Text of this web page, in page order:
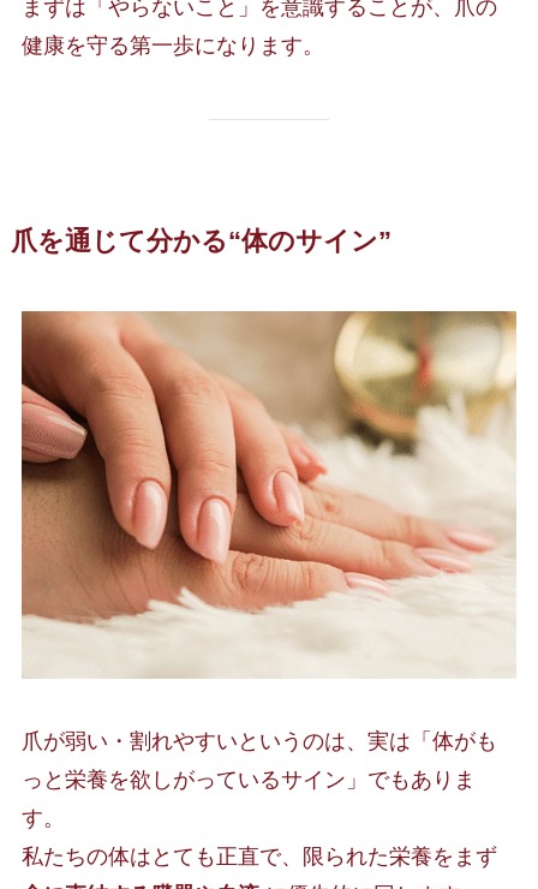
まずは「やらないこと」を意識することが、爪の
健康を守る第一歩になります。
爪を通じて分かる“体のサイン”
爪が弱い・割れやすいというのは、実は「体がも
っと栄養を欲しがっているサイン」でもありま
す。
私たちの体はとても正直で、限られた栄養をまず